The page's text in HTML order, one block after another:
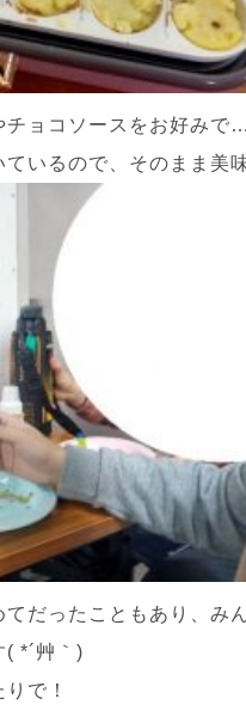
チョコソースをお好みで…
いるので、そのまま美
だったこともあり、み
*´艸｀)
で！